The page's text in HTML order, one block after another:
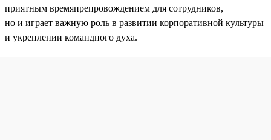
приятным времяпрепровождением для сотрудников,
но и играет важную роль в развитии корпоративной культуры
и укреплении командного духа.